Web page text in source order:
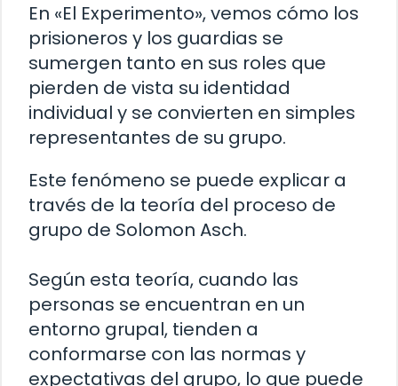
En «El Experimento», vemos cómo los
prisioneros y los guardias se
sumergen tanto en sus roles que
pierden de vista su identidad
individual y se convierten en simples
representantes de su grupo.
Este fenómeno se puede explicar a
través de la teoría del proceso de
grupo de Solomon Asch.
Según esta teoría, cuando las
personas se encuentran en un
entorno grupal, tienden a
conformarse con las normas y
expectativas del grupo, lo que puede